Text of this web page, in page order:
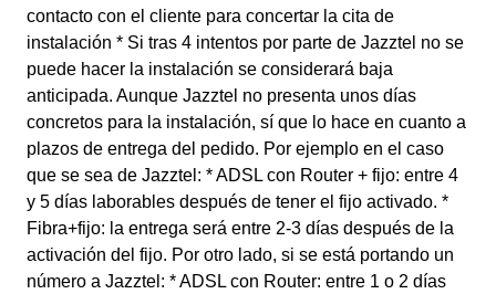
contacto con el cliente para concertar la cita de
instalación * Si tras 4 intentos por parte de Jazztel no se
puede hacer la instalación se considerará baja
anticipada. Aunque Jazztel no presenta unos días
concretos para la instalación, sí que lo hace en cuanto a
plazos de entrega del pedido. Por ejemplo en el caso
que se sea de Jazztel: * ADSL con Router + fijo: entre 4
y 5 días laborables después de tener el fijo activado. *
Fibra+fijo: la entrega será entre 2-3 días después de la
activación del fijo. Por otro lado, si se está portando un
número a Jazztel: * ADSL con Router: entre 1 o 2 días